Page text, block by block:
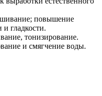
повышение
гладкости.
тонизирование.
и смягчение воды.